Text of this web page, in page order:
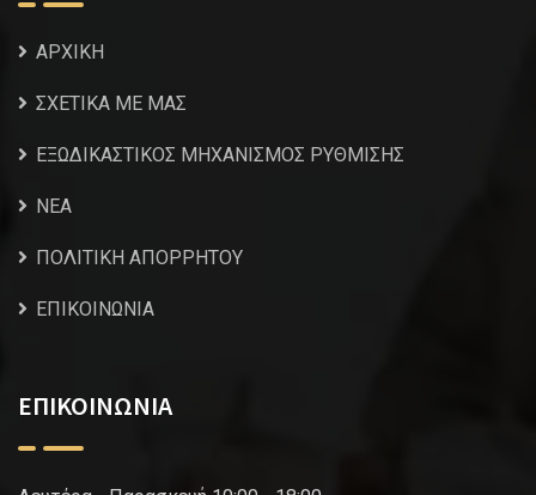
ΑΡΧΙΚΗ
ΣΧΕΤΙΚΑ ΜΕ ΜΑΣ
ΕΞΩΔΙΚΑΣΤΙΚΟΣ ΜΗΧΑΝΙΣΜΟΣ ΡΥΘΜΙΣΗΣ
NEA
ΠΟΛΙΤΙΚΗ ΑΠΟΡΡΗΤΟΥ
ΕΠΙΚΟΙΝΩΝΙΑ
ΕΠΙΚΟΙΝΩΝΙΑ